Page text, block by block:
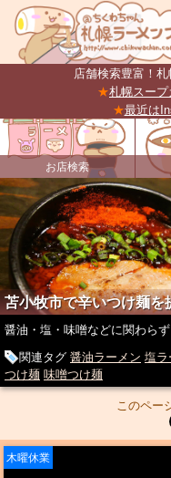
店舗検索豊富！札
★札幌スー
★最近は
お店検索
苫小牧市で辛いつけ麺
醤油・塩・味噌などに関わら
関連タグ 醤油ラーメン 塩
つけ麺 味噌つけ麺
このペー
木曜休業